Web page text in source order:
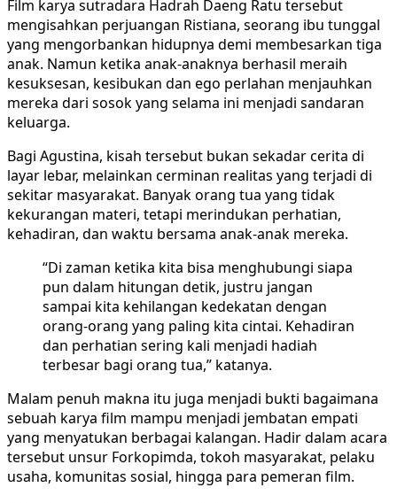
Film karya sutradara Hadrah Daeng Ratu tersebut
mengisahkan perjuangan Ristiana, seorang ibu tunggal
yang mengorbankan hidupnya demi membesarkan tiga
anak. Namun ketika anak-anaknya berhasil meraih
kesuksesan, kesibukan dan ego perlahan menjauhkan
mereka dari sosok yang selama ini menjadi sandaran
keluarga.
Bagi Agustina, kisah tersebut bukan sekadar cerita di
layar lebar, melainkan cerminan realitas yang terjadi di
sekitar masyarakat. Banyak orang tua yang tidak
kekurangan materi, tetapi merindukan perhatian,
kehadiran, dan waktu bersama anak-anak mereka.
“Di zaman ketika kita bisa menghubungi siapa
pun dalam hitungan detik, justru jangan
sampai kita kehilangan kedekatan dengan
orang-orang yang paling kita cintai. Kehadiran
dan perhatian sering kali menjadi hadiah
terbesar bagi orang tua,” katanya.
Malam penuh makna itu juga menjadi bukti bagaimana
sebuah karya film mampu menjadi jembatan empati
yang menyatukan berbagai kalangan. Hadir dalam acara
tersebut unsur Forkopimda, tokoh masyarakat, pelaku
usaha, komunitas sosial, hingga para pemeran film.